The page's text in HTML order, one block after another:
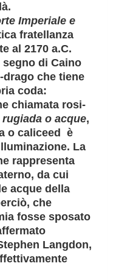
Imperiale e
fratellanza
al 2170 a.C.
di Caino
che tiene
coda:
chiamata rosi-
rugiada o acque,
o caliceed è
La
rappresenta
da cui
acque della
che
fosse sposato
Langdon,